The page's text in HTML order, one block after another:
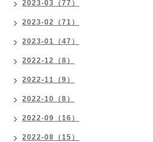
2023-03（77）
2023-02（71）
2023-01（47）
2022-12（8）
2022-11（9）
2022-10（8）
2022-09（16）
2022-08（15）